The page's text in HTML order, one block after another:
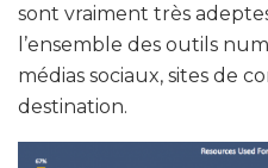
sont vraiment très
l’ensemble des outils
médias sociaux, sites de
destination.